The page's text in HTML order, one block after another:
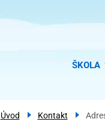
ŠKOLA
Úvod Kontakt